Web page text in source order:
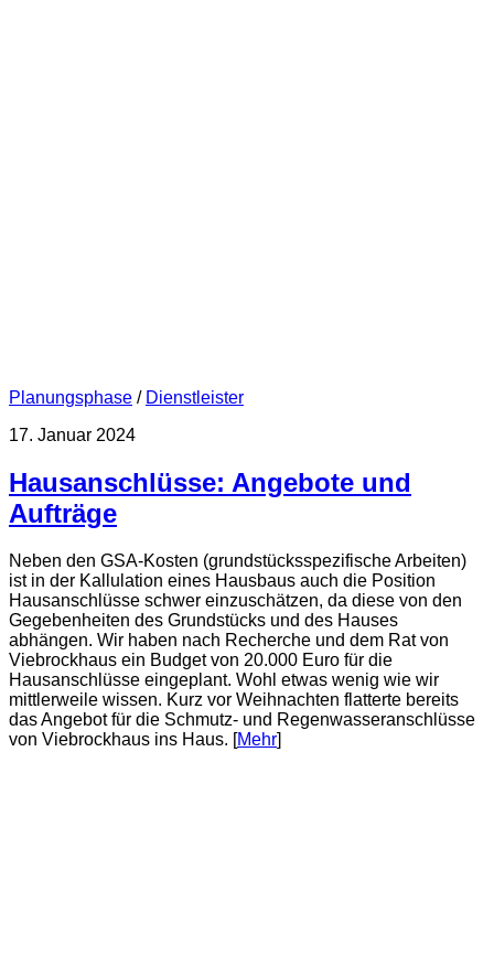
Planungsphase / Dienstleister
17. Januar 2024
Hausanschlüsse: Angebote und
Aufträge
Neben den GSA-Kosten (grundstücksspezifische Arbeiten)
ist in der Kallulation eines Hausbaus auch die Position
Hausanschlüsse schwer einzuschätzen, da diese von den
Gegebenheiten des Grundstücks und des Hauses
abhängen. Wir haben nach Recherche und dem Rat von
Viebrockhaus ein Budget von 20.000 Euro für die
Hausanschlüsse eingeplant. Wohl etwas wenig wie wir
mittlerweile wissen. Kurz vor Weihnachten flatterte bereits
das Angebot für die Schmutz- und Regenwasseranschlüsse
von Viebrockhaus ins Haus. [Mehr]